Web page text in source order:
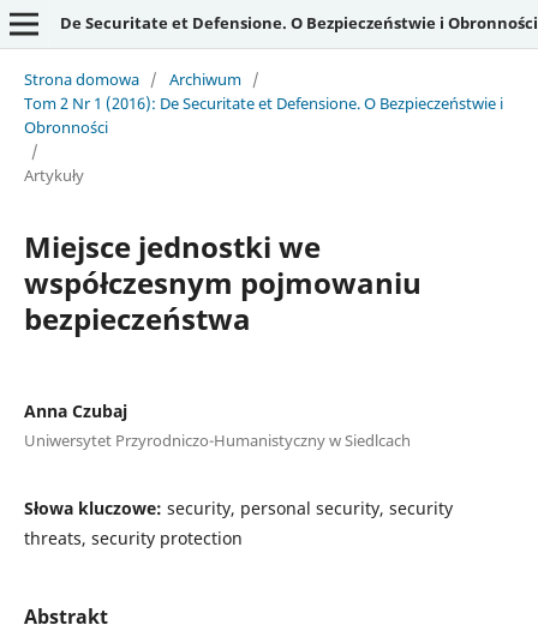
De Securitate et Defensione. O Bezpieczeństwie i Obronności
Strona domowa / Archiwum /
Tom 2 Nr 1 (2016): De Securitate et Defensione. O Bezpieczeństwie i
Obronności
/
Artykuły
Miejsce jednostki we
współczesnym pojmowaniu
bezpieczeństwa
Anna Czubaj
Uniwersytet Przyrodniczo-Humanistyczny w Siedlcach
Słowa kluczowe: security, personal security, security
threats, security protection
Abstrakt